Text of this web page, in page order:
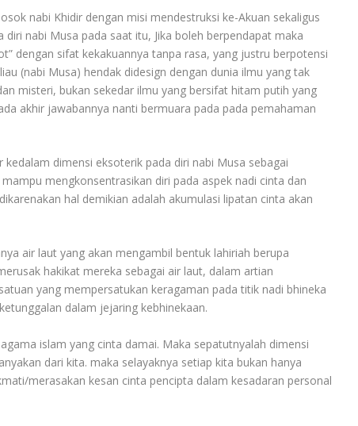
nabi Khidir dengan misi mendestruksi ke-Akuan sekaligus
nabi Musa pada saat itu, Jika boleh berpendapat maka
dengan sifat kekakuannya tanpa rasa, yang justru berpotensi
(nabi Musa) hendak didesign dengan dunia ilmu yang tak
misteri, bukan sekedar ilmu yang bersifat hitam putih yang
akhir jawabannya nanti bermuara pada pada pemahaman
dimensi eksoterik pada diri nabi Musa sebagai
mengkonsentrasikan diri pada aspek nadi cinta dan
hal demikian adalah akumulasi lipatan cinta akan
air laut yang akan mengambil bentuk lahiriah berupa
hakikat mereka sebagai air laut, dalam artian
yang mempersatukan keragaman pada titik nadi bhineka
dalam jejaring kebhinekaan.
islam yang cinta damai. Maka sepatutnyalah dimensi
dari kita. maka selayaknya setiap kita bukan hanya
merasakan kesan cinta pencipta dalam kesadaran personal